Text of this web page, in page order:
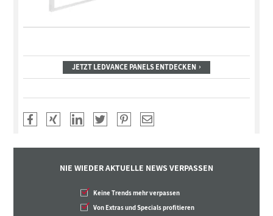
JETZT LEDVANCE PANELS ENTDECKEN
NIE WIEDER AKTUELLE NEWS VERPASSEN
Keine Trends mehr verpassen
Von Extras und Specials profitieren